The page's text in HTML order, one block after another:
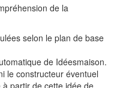
de la
selon le plan de base
de Idéesmaison.
le constructeur éventuel
partir de cette idée de